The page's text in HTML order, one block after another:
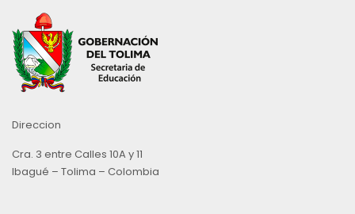
Direccion
Cra. 3 entre Calles 10A y 11
Ibagué – Tolima – Colombia